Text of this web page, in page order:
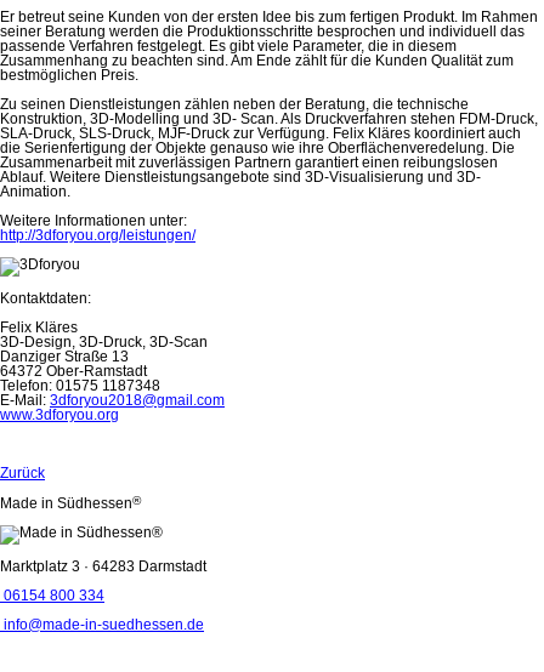
Er betreut seine Kunden von der ersten Idee bis zum fertigen Produkt. Im Rahmen
seiner Beratung werden die Produktionsschritte besprochen und individuell das
passende Verfahren festgelegt. Es gibt viele Parameter, die in diesem
Zusammenhang zu beachten sind. Am Ende zählt für die Kunden Qualität zum
bestmöglichen Preis.
Zu seinen Dienstleistungen zählen neben der Beratung, die technische
Konstruktion, 3D-Modelling und 3D- Scan. Als Druckverfahren stehen FDM-Druck,
SLA-Druck, SLS-Druck, MJF-Druck zur Verfügung. Felix Kläres koordiniert auch
die Serienfertigung der Objekte genauso wie ihre Oberflächenveredelung. Die
Zusammenarbeit mit zuverlässigen Partnern garantiert einen reibungslosen
Ablauf. Weitere Dienstleistungsangebote sind 3D-Visualisierung und 3D-
Animation.
Weitere Informationen unter:
http://3dforyou.org/leistungen/
Kontaktdaten:
Felix Kläres
3D-Design, 3D-Druck, 3D-Scan
Danziger Straße 13
64372 Ober-Ramstadt
Telefon: 01575 1187348
E-Mail: 3dforyou2018@gmail.com
www.3dforyou.org
Zurück
Made in Südhessen®
Marktplatz 3 · 64283 Darmstadt
06154 800 334
info@made-in-suedhessen.de